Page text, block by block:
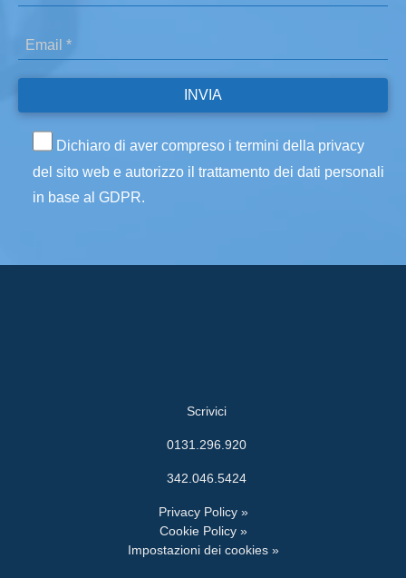
Dichiaro di aver compreso i termini della privacy
del sito web e autorizzo il trattamento dei dati personali
in base al GDPR.
Scrivici
0131.296.920
342.046.5424
Privacy Policy »
Cookie Policy »
Impostazioni dei cookies »